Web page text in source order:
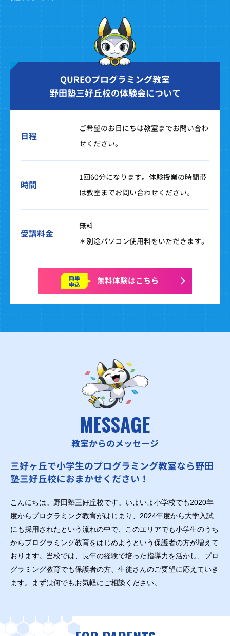
QUREOプログラミング教室
野田塾三好丘校の体験会について
日程
ご希望のお日にちは教室までお問い合わ
せください。
時間
1回60分になります。体験授業の時間帯
は教室までお問い合わせください。
受講料金
無料
＊別途パソコン使用料をいただきます。
簡単
申込 無料体験はこちら
MESSAGE
教室からのメッセージ
三好ヶ丘で小学生のプログラミング教室なら野田
塾三好丘校におまかせください！
こんにちは。野田塾三好丘校です。いよいよ小学校でも2020年
度からプログラミング教育がはじまり、2024年度から大学入試
にも採用されたという流れの中で、このエリアでも小学生のうち
からプログラミング教育をはじめようという保護者の方が増えて
おります。当校では、長年の経験で培った指導力を活かし、プロ
グラミング教育でも保護者の方、生徒さんのご要望に応えていき
ます。まずは何でもお気軽にご相談ください。